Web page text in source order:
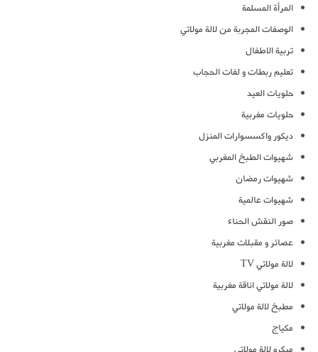
المرأة المسلمة
الوصفات المجربة من لالة مولاتي
تربية الاطفال
تعليم ربطات و لفات الحجاب
حلويات العيد
حلويات مغربية
ديكور واكسسوارات المنزل
شهيوات الطبخ المغربي
شهيوات رمضان
شهيوات عالمية
صور النقش الحناء
عصائر و مقبلات مغربية
لالة مولاتي TV
لالة مولاتي اناقة مغربية
مطبخ لالة مولاتي
مكياج